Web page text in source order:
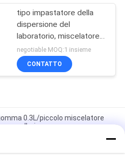
tipo impastatore della
dispersione del
laboratorio, miscelatore
di Aperto fine di 1L 3L 5L
di Banbury
negotiable MOQ:1 insieme
CONTATTO
0.3L/piccolo miscelatore
d'aria
del laboratorio 1L/miscelatore
ambientale